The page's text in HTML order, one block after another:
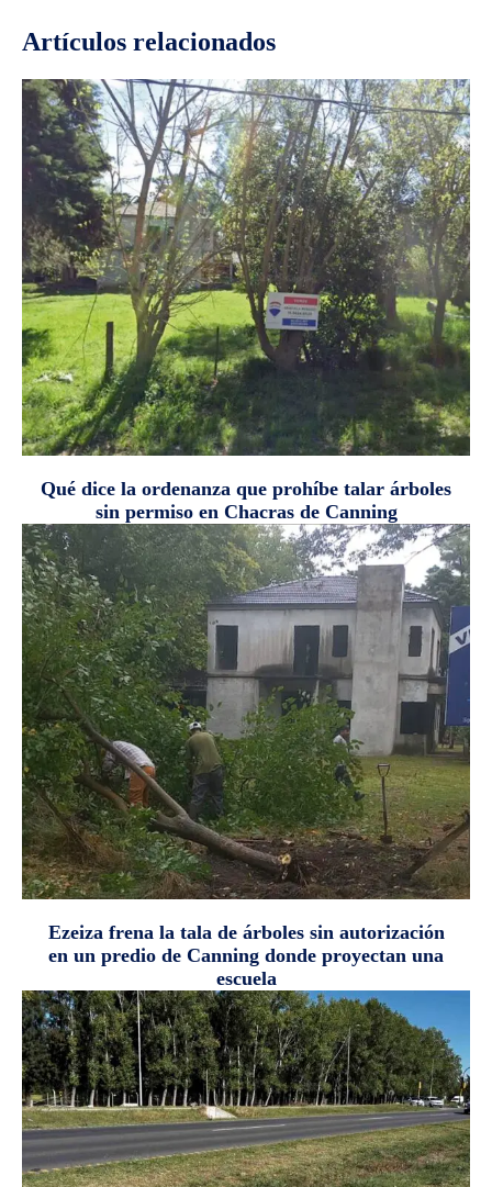
Artículos relacionados
Qué dice la ordenanza que prohíbe talar árboles
sin permiso en Chacras de Canning
Ezeiza frena la tala de árboles sin autorización
en un predio de Canning donde proyectan una
escuela